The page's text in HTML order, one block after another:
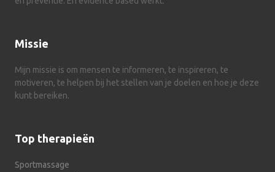
Missie
Mijn missie is om mensen te informeren, te inspireren, te
motiveren, te helpen bij het stellen van je doelen en hoe je deze
kunt bereiken.
Top therapieën
Sportmassage